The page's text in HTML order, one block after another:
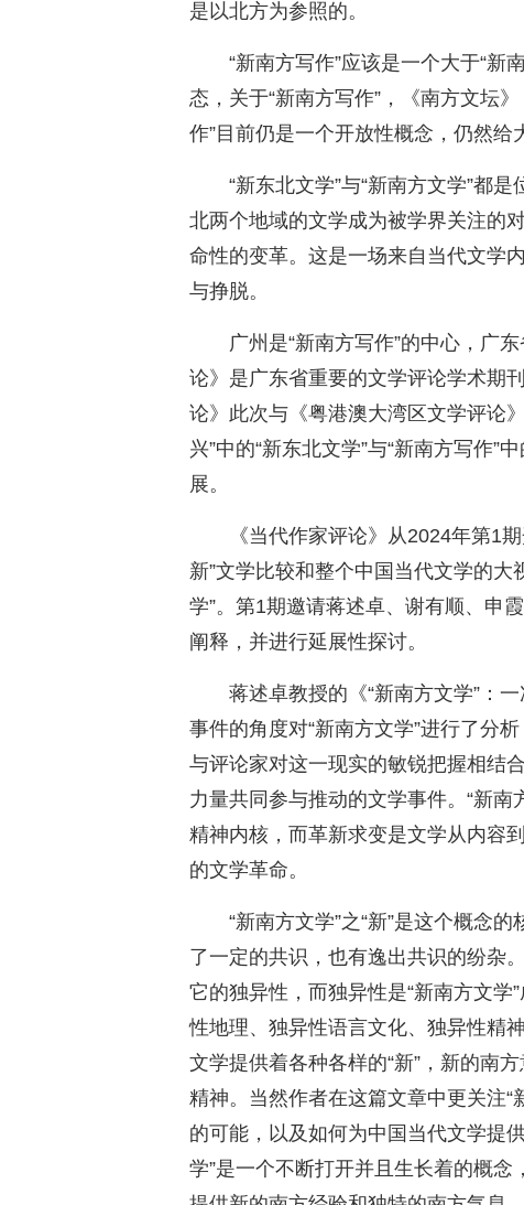
是以北方为参照的。
“新南方写作”应该是一个大于“新
态，关于“新南方写作”，《南方文坛
作”目前仍是一个开放性概念，仍然给
“新东北文学”与“新南方文学”都
北两个地域的文学成为被学界关注的
命性的变革。这是一场来自当代文学
与挣脱。
广州是“新南方写作”的中心，广
论》是广东省重要的文学评论学术期
论》此次与《粤港澳大湾区文学评论
兴”中的“新东北文学”与“新南方写作”
展。
《当代作家评论》从2024年第1
新”文学比较和整个中国当代文学的大
学”。第1期邀请蒋述卓、谢有顺、申
阐释，并进行延展性探讨。
蒋述卓教授的《“新南方文学”：
事件的角度对“新南方文学”进行了分
与评论家对这一现实的敏锐把握相结
力量共同参与推动的文学事件。“新南
精神内核，而革新求变是文学从内容
的文学革命。
“新南方文学”之“新”是这个概念
了一定的共识，也有逸出共识的纷杂
它的独异性，而独异性是“新南方文学
性地理、独异性语言文化、独异性精
文学提供着各种各样的“新”，新的南
精神。当然作者在这篇文章中更关注
的可能，以及如何为中国当代文学提
学”是一个不断打开并且生长着的概